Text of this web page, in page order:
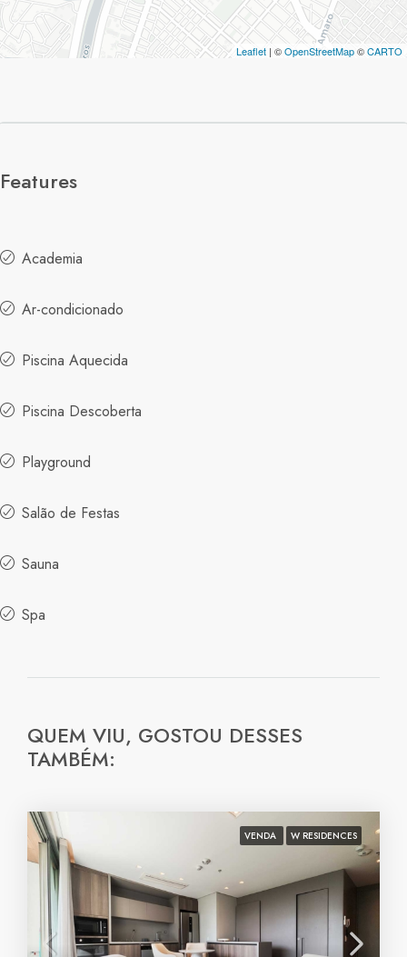
Leaflet | ©OpenStreetMap©CARTO
Features
Academia
Ar-condicionado
Piscina Aquecida
Piscina Descoberta
Playground
Salão de Festas
Sauna
Spa
QUEM VIU, GOSTOU DESSES
TAMBÉM:
VENDA W RESIDENCES